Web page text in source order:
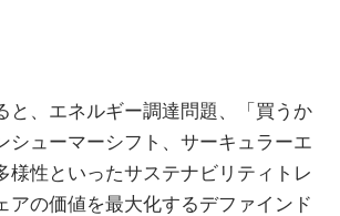
と、エネルギー調達問題、「買うか
シューマーシフト、サーキュラーエ
様性といったサステナビリティトレ
アの価値を最大化するデファインド